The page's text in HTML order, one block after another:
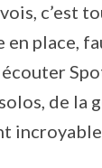
c’est
place,
de la